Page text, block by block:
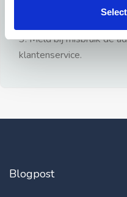
3: Meld bij misbruik de
klantenservice.
Blogpost